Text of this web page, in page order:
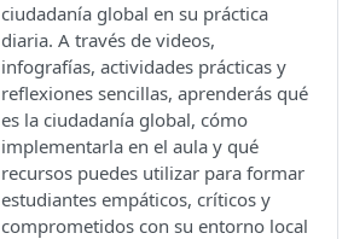
ciudadanía global en su práctica
diaria. A través de videos,
infografías, actividades prácticas y
reflexiones sencillas, aprenderás qué
es la ciudadanía global, cómo
implementarla en el aula y qué
recursos puedes utilizar para formar
estudiantes empáticos, críticos y
comprometidos con su entorno local